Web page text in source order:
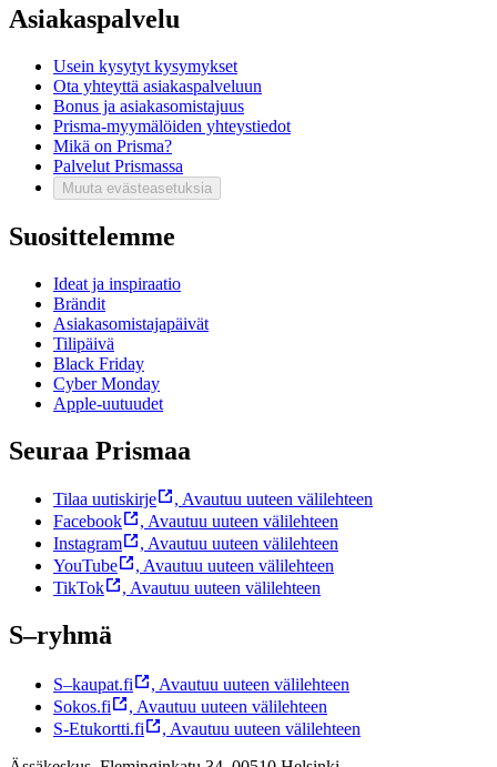
Asiakaspalvelu
Usein kysytyt kysymykset
Ota yhteyttä asiakaspalveluun
Bonus ja asiakasomistajuus
Prisma-myymälöiden yhteystiedot
Mikä on Prisma?
Palvelut Prismassa
Muuta evästeasetuksia
Suosittelemme
Ideat ja inspiraatio
Brändit
Asiakasomistajapäivät
Tilipäivä
Black Friday
Cyber Monday
Apple-uutuudet
Seuraa Prismaa
Tilaa uutiskirje , Avautuu uuteen välilehteen
Facebook
, Avautuu uuteen välilehteen
Instagram
, Avautuu uuteen välilehteen
YouTube
, Avautuu uuteen välilehteen
TikTok
, Avautuu uuteen välilehteen
S–ryhmä
S–kaupat.fi , Avautuu uuteen välilehteen
Sokos.fi
, Avautuu uuteen välilehteen
S-Etukortti.fi
, Avautuu uuteen välilehteen